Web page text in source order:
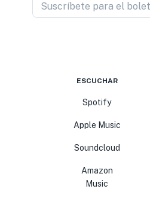
ESCUCHAR
Spotify
Apple Music
Soundcloud
Amazon
Music